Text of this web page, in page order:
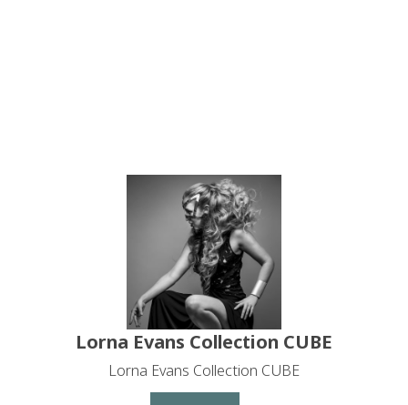
Lorna Evans Collection CUBE
Lorna Evans Collection CUBE